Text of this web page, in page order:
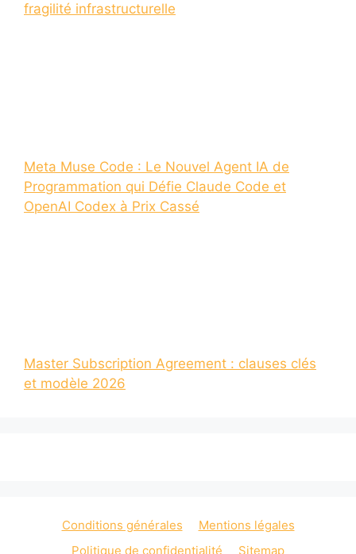
fragilité infrastructurelle
Meta Muse Code : Le Nouvel Agent IA de
Programmation qui Défie Claude Code et
OpenAI Codex à Prix Cassé
Master Subscription Agreement : clauses clés
et modèle 2026
Conditions générales
Mentions légales
Politique de confidentialité
Sitemap